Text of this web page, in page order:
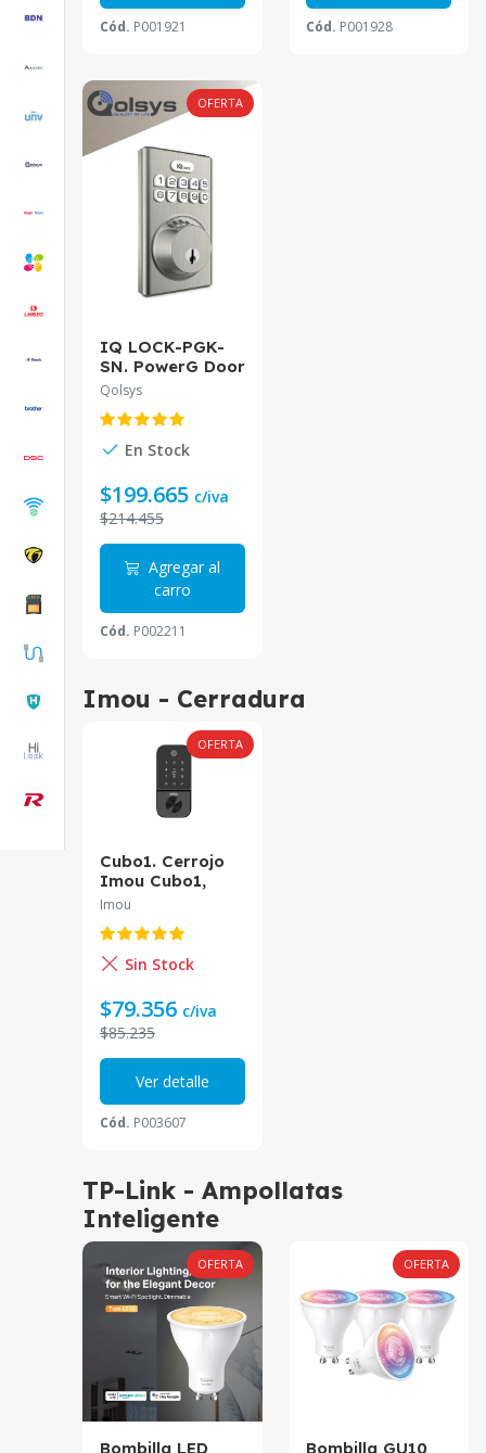
Cód. P001921 Cód. P001928
OFERTA
IQ LOCK-PGK-
SN. PowerG Door
lock, matte
Black
Qolsys
En Stock
$199.665 c/iva
$214.455
Agregar al
carro
Cód. P002211
Imou - Cerradura
OFERTA
Cubo1. Cerrojo
Imou Cubo1,
cuenta con
de Huella, claves
compatible con
Amazon
Alexa|Google|Alic
e|Siri
Imou
Sin Stock
$79.356 c/iva
$85.235
Ver detalle
Cód. P003607
TP-Link - Ampollatas
Inteligente
OFERTA
Bombilla LED
OFERTA
Bombilla GU10